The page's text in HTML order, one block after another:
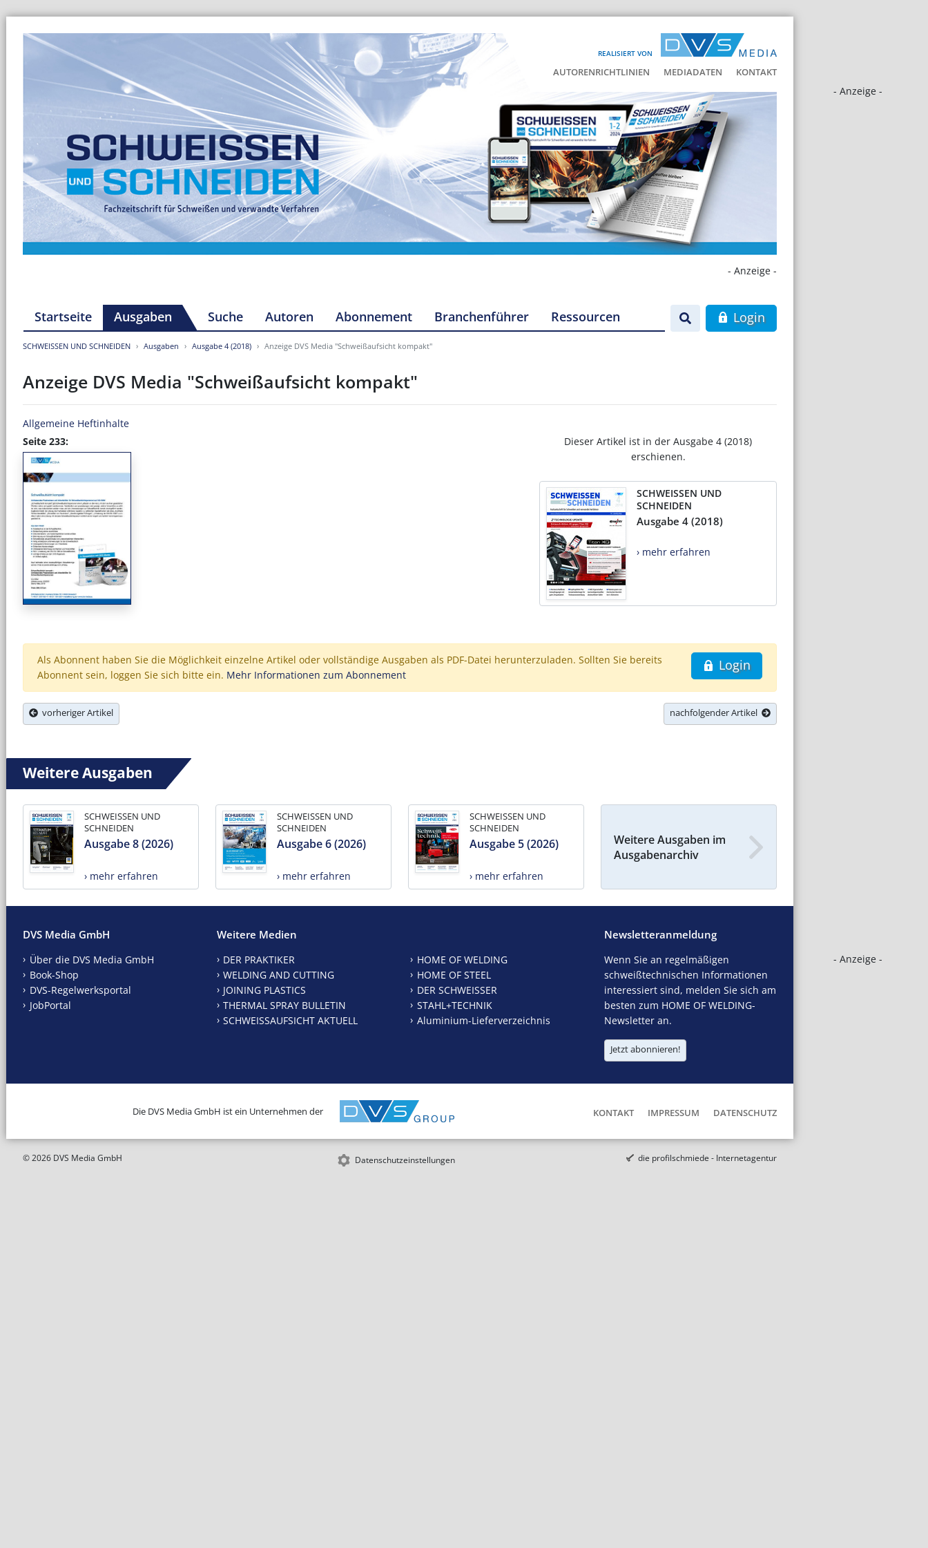
REALISIERT VON
AUTORENRICHTLINIEN MEDIADATEN KONTAKT
- Anzeige -
- Anzeige -
- Anzeige -
Startseite Ausgaben Suche Autoren Abonnement Branchenführer Ressourcen Login
SCHWEISSEN UND SCHNEIDEN Ausgaben Ausgabe 4 (2018) Anzeige DVS Media "Schweißaufsicht kompakt"
Anzeige DVS Media "Schweißaufsicht kompakt"
Allgemeine Heftinhalte
Seite 233:
Dieser Artikel ist in der Ausgabe 4 (2018)
erschienen.
SCHWEISSEN UND
SCHNEIDEN
Ausgabe 4 (2018)
› mehr erfahren
Login
Als Abonnent haben Sie die Möglichkeit einzelne Artikel oder vollständige Ausgaben als PDF-Datei herunterzuladen. Sollten Sie bereits
Abonnent sein, loggen Sie sich bitte ein. Mehr Informationen zum Abonnement
vorheriger Artikel nachfolgender Artikel
Weitere Ausgaben
SCHWEISSEN UND
SCHNEIDEN
Ausgabe 8 (2026)
› mehr erfahren
SCHWEISSEN UND
SCHNEIDEN
Ausgabe 6 (2026)
› mehr erfahren
SCHWEISSEN UND
SCHNEIDEN
Ausgabe 5 (2026)
› mehr erfahren
Weitere Ausgaben im
Ausgabenarchiv
DVS Media GmbH
Über die DVS Media GmbH
Book-Shop
DVS-Regelwerksportal
JobPortal
Weitere Medien
DER PRAKTIKER
WELDING AND CUTTING
JOINING PLASTICS
THERMAL SPRAY BULLETIN
SCHWEISSAUFSICHT AKTUELL
HOME OF WELDING
HOME OF STEEL
DER SCHWEISSER
STAHL+TECHNIK
Aluminium-Lieferverzeichnis
Newsletteranmeldung
Wenn Sie an regelmäßigen
schweißtechnischen Informationen
interessiert sind, melden Sie sich am
besten zum HOME OF WELDING-
Newsletter an.
Jetzt abonnieren!
Die DVS Media GmbH ist ein Unternehmen der KONTAKT IMPRESSUM DATENSCHUTZ
© 2026 DVS Media GmbH Datenschutzeinstellungen die profilschmiede - Internetagentur